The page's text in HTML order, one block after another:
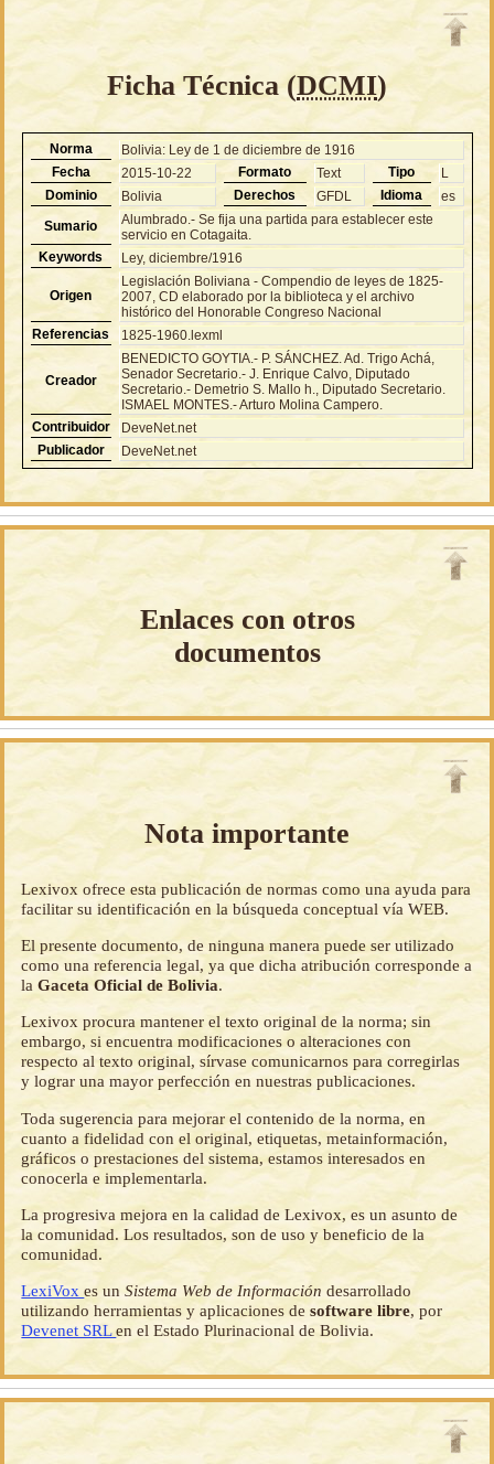
Ficha Técnica (DCMI)
Norma
Bolivia: Ley de 1 de diciembre de 1916
Fecha
2015-10-22 Formato Text Tipo
L
Dominio
Bolivia Derechos GFDL Idioma
es
Sumario
Alumbrado.- Se fija una partida para establecer este
servicio en Cotagaita.
Keywords
Ley, diciembre/1916
Origen
Legislación Boliviana - Compendio de leyes de 1825-
2007, CD elaborado por la biblioteca y el archivo
histórico del Honorable Congreso Nacional
Referencias
1825-1960.lexml
Creador
BENEDICTO GOYTIA.- P. SÁNCHEZ. Ad. Trigo Achá,
Senador Secretario.- J. Enrique Calvo, Diputado
Secretario.- Demetrio S. Mallo h., Diputado Secretario.
ISMAEL MONTES.- Arturo Molina Campero.
Contribuidor
DeveNet.net
Publicador
DeveNet.net
Enlaces con otros
documentos
Nota importante
Lexivox ofrece esta publicación de normas como una ayuda para
facilitar su identificación en la búsqueda conceptual vía WEB.
El presente documento, de ninguna manera puede ser utilizado
como una referencia legal, ya que dicha atribución corresponde a
laGaceta Oficial de Bolivia.
Lexivox procura mantener el texto original de la norma; sin
embargo, si encuentra modificaciones o alteraciones con
respecto al texto original, sírvase comunicarnos para corregirlas
y lograr una mayor perfección en nuestras publicaciones.
Toda sugerencia para mejorar el contenido de la norma, en
cuanto a fidelidad con el original, etiquetas, metainformación,
gráficos o prestaciones del sistema, estamos interesados en
conocerla e implementarla.
La progresiva mejora en la calidad de Lexivox, es un asunto de
la comunidad. Los resultados, son de uso y beneficio de la
comunidad.
LexiVoxes unSistema Web de Información desarrollado
utilizando herramientas y aplicaciones desoftware libre, por
Devenet SRLen el Estado Plurinacional de Bolivia.